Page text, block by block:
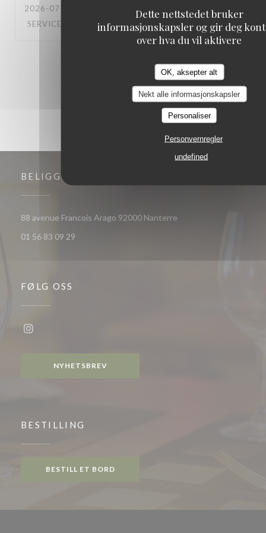
Dette nettstedet bruker
informasjonskapsler og gir deg
over hva du vil aktivere
OK, aksepter alt
Nekt alle informasjonskapsler
Personaliser
Personvernregler
undefined
2026-07-03
SERVICE
AMBIENCE: 5/5 MENU: 5/5 QUALITY_PRICE
BELIGGENHET
88 avenue Francois Arago 92000 Nanterre
01 56 83 09 29
FØLG OSS
NYHETSBREV
BESTILLING
BESTILL ET BORD